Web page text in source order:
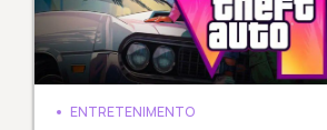
ENTRETENIMENTO